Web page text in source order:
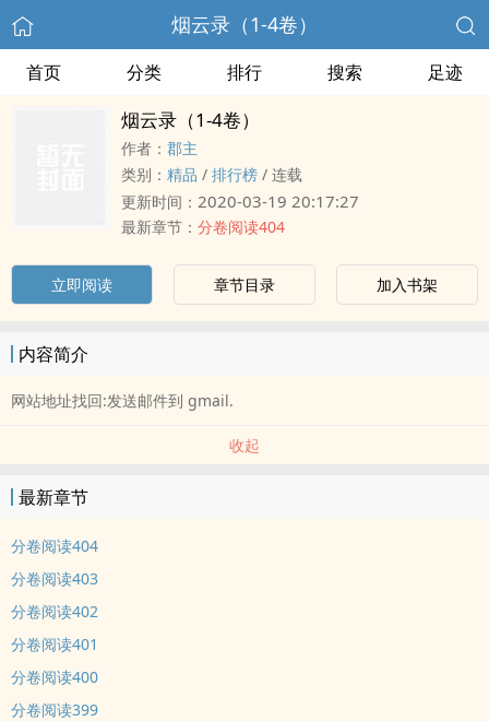
烟云录（1-4卷）
首页 分类 排行 搜索 足迹
烟云录（1-4卷）
作者： 郡主
类别： 精品 / 排行榜 / 连载
更新时间： 2020-03-19 20:17:27
最新章节： 分卷阅读404
立即阅读 章节目录 加入书架
内容简介
网站地址找回:发送邮件到 gmail.
收起
最新章节
分卷阅读404
分卷阅读403
分卷阅读402
分卷阅读401
分卷阅读400
分卷阅读399